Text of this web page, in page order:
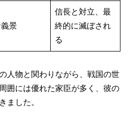
景
信長と対立、最
終的に滅ぼされ
る
人物と関わりながら、戦国の世
囲には優れた家臣が多く、彼の
ました。